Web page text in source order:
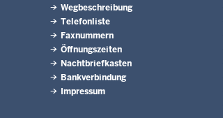
Wegbeschreibung
Telefonliste
Faxnummern
Öffnungszeiten
Nachtbriefkasten
Bankverbindung
Impressum